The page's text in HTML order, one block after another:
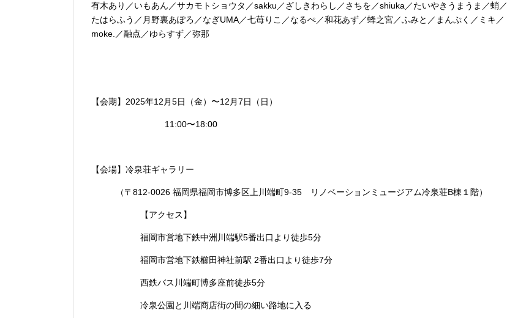
有木あり／いもあん／サカモトショウタ／sakku／ざしきわらし／さちを／shiuka／たいやきうまうま／蛸／
たはらふう／月野裏あぽろ／なぎUMA／七苺りこ／なるぺ／和花あず／蜂之宮／ふみと／まんぷく／ミキ／
moke.／融点／ゆらすず／弥那
【会期】2025年12月5日（金）〜12月7日（日）
11:00〜18:00
【会場】冷泉荘ギャラリー
（〒812-0026 福岡県福岡市博多区上川端町9-35 リノベーションミュージアム冷泉荘B棟１階）
【アクセス】
福岡市営地下鉄中洲川端駅5番出口より徒歩5分
福岡市営地下鉄櫛田神社前駅 2番出口より徒歩7分
西鉄バス川端町博多座前徒歩5分
冷泉公園と川端商店街の間の細い路地に入る